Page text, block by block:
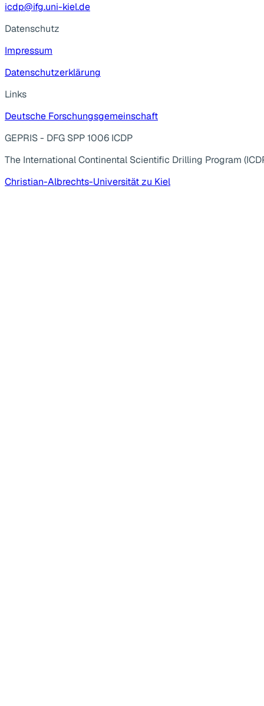
icdp@ifg.uni-kiel.de
Datenschutz
Impressum
Datenschutzerklärung
Links
Deutsche Forschungsgemeinschaft
GEPRIS - DFG SPP 1006 ICDP
The International Continental Scientific Drilling Program
Christian-Albrechts-Universität zu Kiel